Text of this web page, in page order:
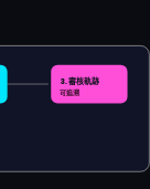
3. 審核軌跡
可追溯